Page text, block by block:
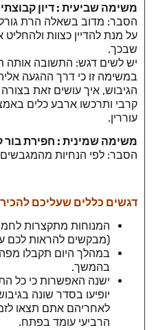
משימה שביעית : דיון קבוצתי
הסבר: מדוב בשאלה הרת
על מנת להדיין כצוות
שבכך.
יש לשים דגש: התשובה אותה
במשימה זו כי דרך ההגעה
הגיבוש, איך עושים זאת
קרבי ותרכשו ארבע כלים
עוררין.
משימה שמינית : חפירת בור
הסבר: לפי הנחיות
דגשים כללים שעליכם להכיר
המנוחות מתקצרות
(מבקשים להראות לכם
במהלך היום תקבלו
בהמשך.
ישנה האפשרות כי כל
יופיעו בסדר שונה
לאחריהם אתם תצאו
הרביעי עומד בפתח.